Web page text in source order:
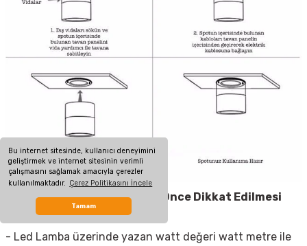
Bu internet sitesinde, kullanıcı deneyimini
geliştirmek ve internet sitesinin verimli
çalışmasını sağlamak amacıyla çerezler
kullanılmaktadır. Çerez Politikasını İncele
Tamam
Led Spot ArmatürAlmadan Önce Dikkat Edilmesi
Gerekenler
- Led Lamba üzerinde yazan watt değeri watt metre ile